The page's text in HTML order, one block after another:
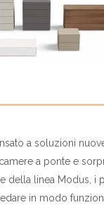
a soluzioni
a ponte e
della linea Modus, i
in modo